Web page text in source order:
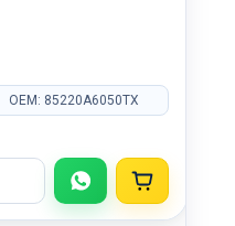
OEM: 85220A6050TX